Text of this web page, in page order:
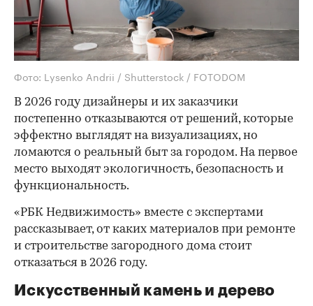
Фото: Lysenko Andrii / Shutterstock / FOTODOM
В 2026 году дизайнеры и их заказчики
постепенно отказываются от решений, которые
эффектно выглядят на визуализациях, но
ломаются о реальный быт за городом. На первое
место выходят экологичность, безопасность и
функциональность.
«РБК Недвижимость» вместе с экспертами
рассказывает, от каких материалов при ремонте
и строительстве загородного дома стоит
отказаться в 2026 году.
Искусственный камень и дерево